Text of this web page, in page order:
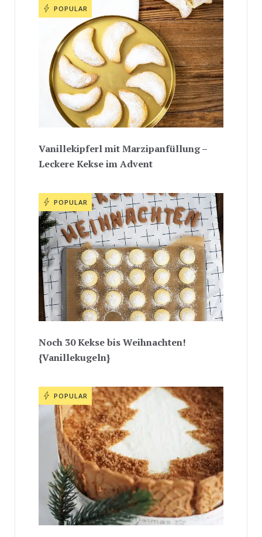
POPULAR
Vanillekipferl mit Marzipanfüllung –
Leckere Kekse im Advent
POPULAR
Noch 30 Kekse bis Weihnachten!
{Vanillekugeln}
POPULAR